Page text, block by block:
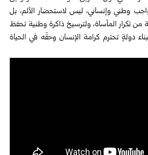
وطني وإنساني، ليس لاستحضار الألم، بل
من تكرار المأساة، ولترسيخ ذاكرة وطنية تحفظ
دولةٍ تحترم كرامة الإنسان وحقّه في الحياة